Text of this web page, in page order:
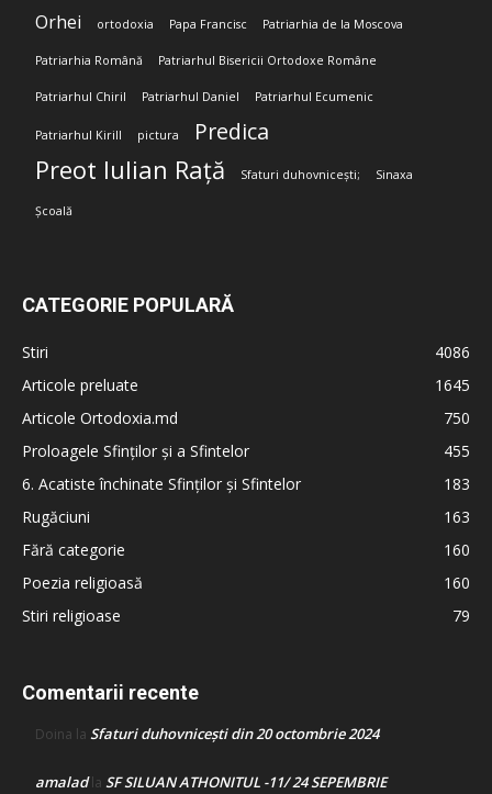
Orhei ortodoxia Papa Francisc Patriarhia de la Moscova
Patriarhia Română Patriarhul Bisericii Ortodoxe Române
Patriarhul Chiril Patriarhul Daniel Patriarhul Ecumenic
Patriarhul Kirill pictura Predica
Preot Iulian Rață Sfaturi duhovnicești; Sinaxa
Școală
CATEGORIE POPULARĂ
Stiri
4086
Articole preluate
1645
Articole Ortodoxia.md
750
Proloagele Sfinților și a Sfintelor
455
6. Acatiste închinate Sfinților și Sfintelor
183
Rugăciuni
163
Fără categorie
160
Poezia religioasă
160
Stiri religioase
79
Comentarii recente
Doina la Sfaturi duhovnicești din 20 octombrie 2024
amaladla SF SILUAN ATHONITUL -11/ 24 SEPEMBRIE